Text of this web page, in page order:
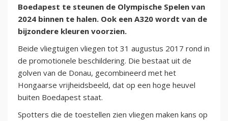
Boedapest te steunen de Olympische Spelen van
2024 binnen te halen. Ook een A320 wordt van de
bijzondere kleuren voorzien.
Beide vliegtuigen vliegen tot 31 augustus 2017 rond in
de promotionele beschildering. Die bestaat uit de
golven van de Donau, gecombineerd met het
Hongaarse vrijheidsbeeld, dat op een hoge heuvel
buiten Boedapest staat.
Spotters die de toestellen zien vliegen maken kans op